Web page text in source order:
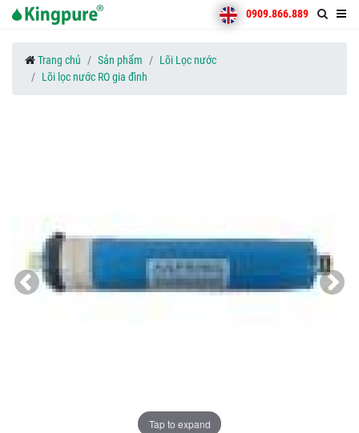
0909.866.889
Trang chủ Sản phẩm
Lõi Lọc nước
Lõi lọc nước RO gia đình
Tap to expand